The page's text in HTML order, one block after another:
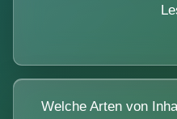
Welche Arten von